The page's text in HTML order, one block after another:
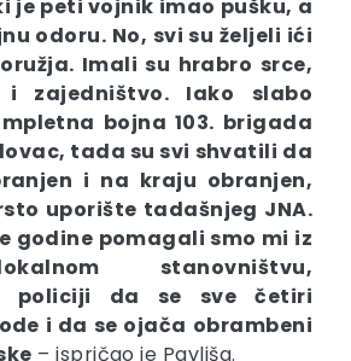
je peti vojnik imao pušku, a
odoru. No, svi su željeli ići
Imali su hrabro srce,
zajedništvo. Iako slabo
bojna 103. brigada
tada su svi shvatili da
i na kraju obranjen,
uporište tadašnjeg JNA.
godine pomagali smo mi iz
stanovništvu,
policiji da se sve četiri
i da se ojača obrambeni
– ispričao je Pavliša.